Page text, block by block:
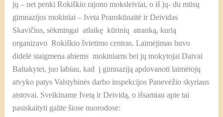
jų – net penki Rokiškio rajono moksleiviai, o iš jų- du mūsų
gimnazijos mokiniai – Iveta Pranskūnaitė ir Deividas
Skavičius, sėkmingai atlaikę kūrinių atranką, kurią
organizavo Rokiškio švietimo centras. Laimėjimas buvo
didelė staigmena abiems mokiniams bei jų mokytojai Daivai
Baltakytei, juo labiau, kad į gimnaziją apdovanoti laimėtojų
atvyko patys Valstybinės darbo inspekcijos Panevėžio skyriaus
atstovai. Sveikiname Ivetą ir Deividą, o išsamiau apie tai
pasiskaityti galite šiose nuorodose: